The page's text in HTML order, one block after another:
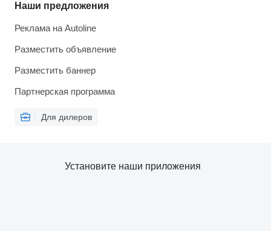
Наши предложения
Реклама на Autoline
Разместить объявление
Разместить баннер
Партнерская программа
Для дилеров
Установите наши приложения